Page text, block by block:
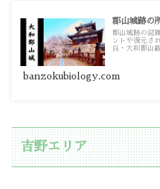
郡山城跡の
郡山城跡の混
ントや復元さ
良・大和郡山
banzokubiology.com
吉野エリア